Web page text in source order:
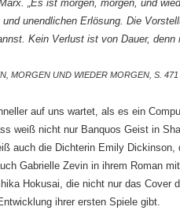
„Es ist morgen, morgen, und
und unendlichen Erlösung. Die
Kein Verlust ist von Dauer, denn
MORGEN UND WIEDER MORGEN, S. 471
auf uns wartet, als es ein
weiß nicht nur Banquos Geist in
auch die Dichterin Emily
Gabrielle Zevin in ihrem Roman
Hokusai, die nicht nur das Cover
ihrer ersten Spiele gibt.